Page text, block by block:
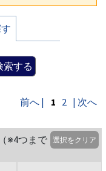
索する
前へ | 1 2 | 次へ
※4つまで
選択をクリア